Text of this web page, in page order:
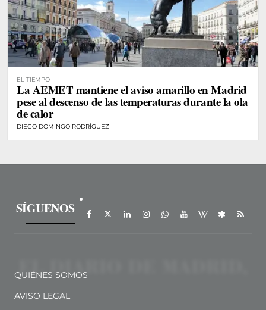
EL TIEMPO
La AEMET mantiene el aviso amarillo en Madrid
pese al descenso de las temperaturas durante la ola
de calor
DIEGO DOMINGO RODRÍGUEZ
SÍGUENOS
QUIÉNES SOMOS
AVISO LEGAL